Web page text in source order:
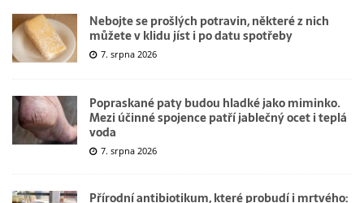
Nebojte se prošlých potravin, některé z nich
můžete v klidu jíst i po datu spotřeby
7. srpna 2026
Popraskané paty budou hladké jako miminko.
Mezi účinné spojence patří jablečný ocet i teplá
voda
7. srpna 2026
Přírodní antibiotikum, které probudí i mrtvého: